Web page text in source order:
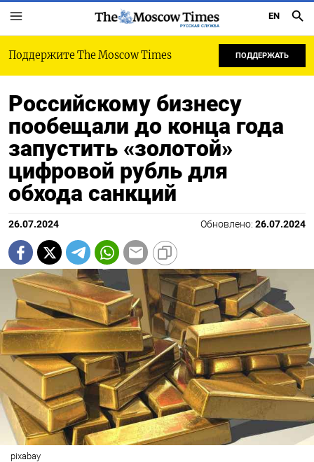
РУССКАЯ СЛУЖБА
EN
Поддержите The Moscow Times ПОДДЕРЖАТЬ
Российскому бизнесу
пообещали до конца года
запустить «золотой»
цифровой рубль для
обхода санкций
26.07.2024 Обновлено: 26.07.2024
pixabay